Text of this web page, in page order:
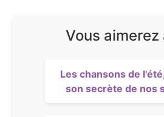
Vous aimerez
Les chansons de
son secrète de nos